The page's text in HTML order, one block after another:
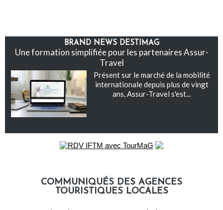
BRAND NEWS DESTIMAG
Une formation simplifiée pour les partenaires Assur-
Travel
Présent sur le marché de la mobilité
internationale depuis plus de vingt
ans, Assur-Travel s'est...
COMMUNIQUÉS DES AGENCES
TOURISTIQUES LOCALES